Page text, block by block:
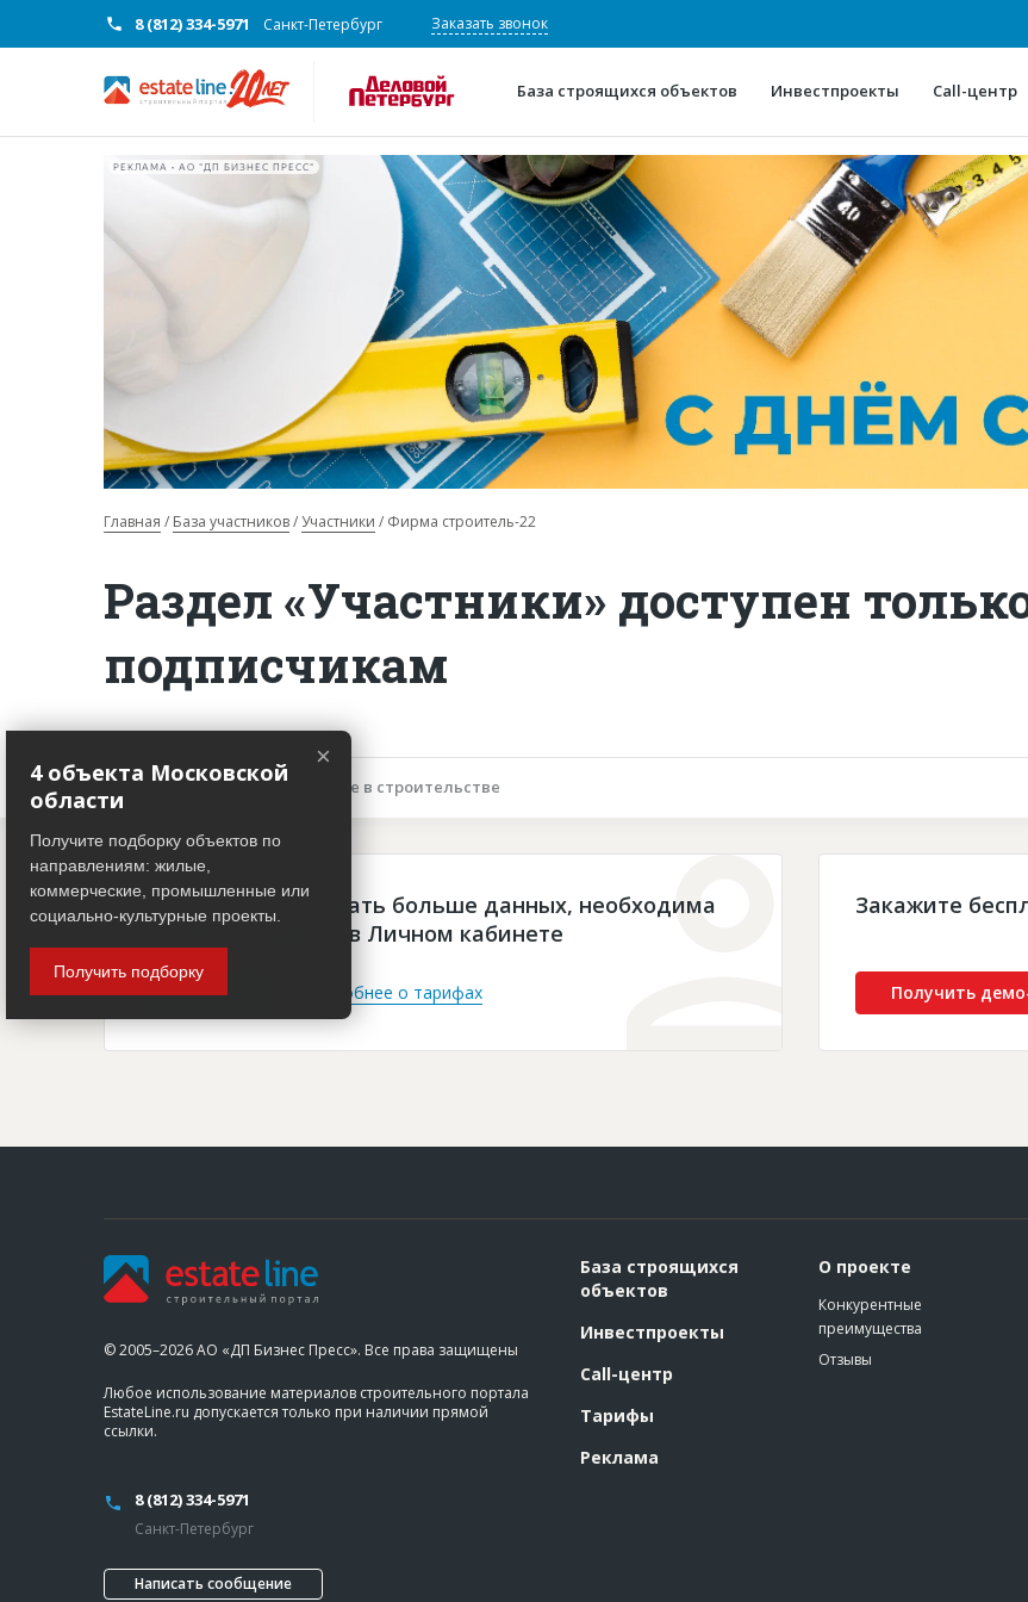
8 (812) 334-5971 Санкт-Петербург Заказать звонок
База строящихся объектов Инвестпроекты Call-центр
О проекте
Конкурентные
Горячие
Глоссарий
РЕКЛАМА • АО "ДП БИЗНЕС ПРЕСС"
Главная База участников Участники Фирма строитель-22
Раздел «Участники» доступен
подписчикам
Описание объекта Участие в строительстве
Чтобы просматривать больше данных, необходима
платная подписка в Личном кабинете
Войти Подробнее о тарифах
Закажите
Получить
© 2005–2026 АО «ДП Бизнес Пресс». Все права защищены
Любое использование материалов строительного портала
EstateLine.ru допускается только при наличии прямой
ссылки.
8 (812) 334-5971
Санкт-Петербург
Написать сообщение
База строящихся
объектов
Инвестпроекты
Call-центр
Тарифы
Реклама
О проекте
Конкурентные
преимущества
Отзывы
×
4 объекта Московской
области
Получите подборку объектов по
направлениям: жилые,
коммерческие, промышленные или
социально-культурные проекты.
Получить подборку